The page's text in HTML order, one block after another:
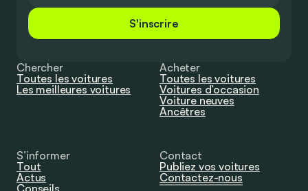
S'inscrire
Chercher
Toutes les voitures
Les meilleures voitures
Acheter
Toutes les voitures
Voitures d’occasion
Voiture neuves
Ancêtres
S’informer
Tout
Actus
Conseils
Contact
Publiez vos voitures
Contactez-nous